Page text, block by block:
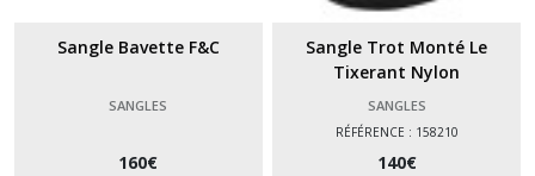
Sangle Bavette F&C
SANGLES
160€
Sangle Trot Monté Le
Tixerant Nylon
SANGLES
RÉFÉRENCE : 158210
140€